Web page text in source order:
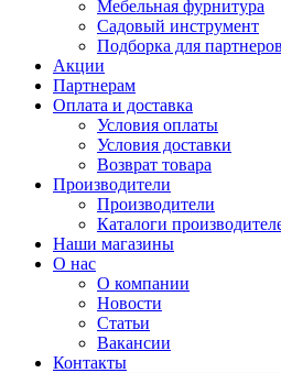
Мебельная фурнитура
Садовый инструмент
Подборка для партнеров
Акции
Партнерам
Оплата и доставка
Условия оплаты
Условия доставки
Возврат товара
Производители
Производители
Каталоги
Наши магазины
О нас
О компании
Новости
Статьи
Вакансии
Контакты